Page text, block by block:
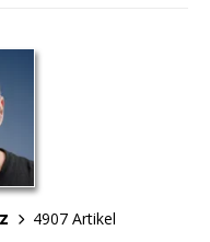
4907 Artikel